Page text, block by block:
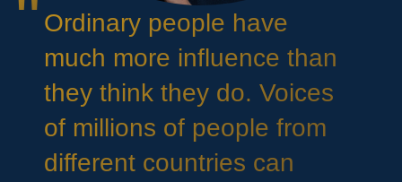
Ordinary people have
much more influence than
they think they do. Voices
of millions of people from
different countries can